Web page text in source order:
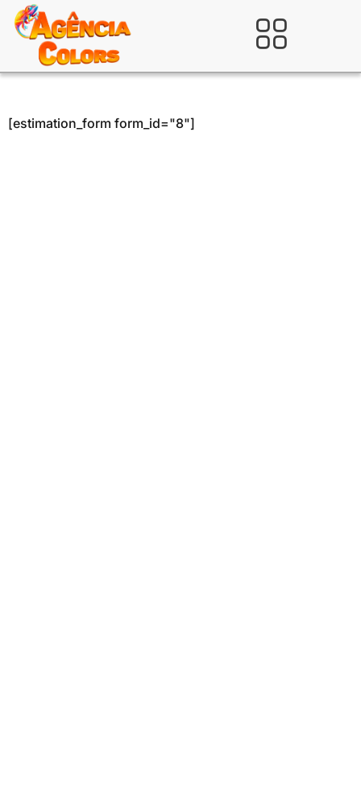
para
conteúdo
Verificada por
[estimation_form form_id="8"]